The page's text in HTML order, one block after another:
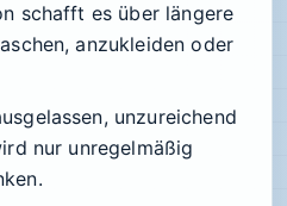
schafft es über längere
anzukleiden oder
unzureichend
nur unregelmäßig